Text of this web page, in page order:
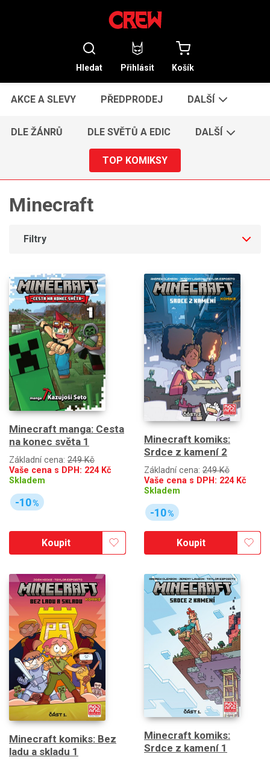
Hledat Přihlásit Košík
AKCE A SLEVY PŘEDPRODEJ DALŠÍ
DLE ŽÁNRŮ DLE SVĚTŮ A EDIC DALŠÍ
TOP KOMIKSY
Minecraft
Filtry
Minecraft manga: Cesta
na konec světa 1
Základní cena: 249 Kč
Vaše cena s DPH: 224Kč
Skladem
-10%
Koupit
Minecraft komiks:
Srdce z kamení 2
Základní cena: 249 Kč
Vaše cena s DPH: 224Kč
Skladem
-10%
Koupit
Minecraft komiks: Bez
ladu a skladu 1
Minecraft komiks:
Srdce z kamení 1